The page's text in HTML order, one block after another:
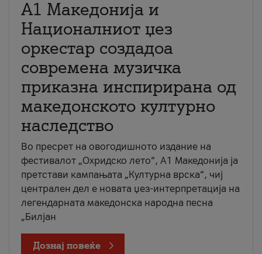
А1 Македонија и
Националниот џез
оркестар создадоа
современа музичка
приказна инспирирана од
македонското културно
наследство
Во пресрет на овогодишното издание на
фестивалот „Охридско лето“, А1 Македонија ја
претстави кампањата „Културна врска“, чиј
централен дел е новата џез-интерпретација на
легендарната македонска народна песна
„Билјан
Дознај повеќе